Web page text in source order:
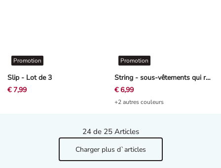
Slip - Lot de 3
Promotion
€ 7,99
String - sous-vêtements qui remodèlent légèrement la silhouette - noir
Promotion
€ 6,99
+2 autres couleurs
24de 25 Articles
Charger plus d`articles